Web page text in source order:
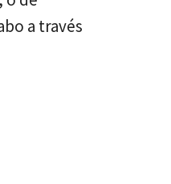
a través